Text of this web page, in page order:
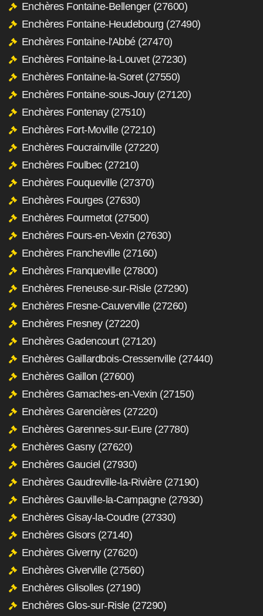
Enchères Fontaine-Bellenger (27600)
Enchères Fontaine-Heudebourg (27490)
Enchères Fontaine-l'Abbé (27470)
Enchères Fontaine-la-Louvet (27230)
Enchères Fontaine-la-Soret (27550)
Enchères Fontaine-sous-Jouy (27120)
Enchères Fontenay (27510)
Enchères Fort-Moville (27210)
Enchères Foucrainville (27220)
Enchères Foulbec (27210)
Enchères Fouqueville (27370)
Enchères Fourges (27630)
Enchères Fourmetot (27500)
Enchères Fours-en-Vexin (27630)
Enchères Francheville (27160)
Enchères Franqueville (27800)
Enchères Freneuse-sur-Risle (27290)
Enchères Fresne-Cauverville (27260)
Enchères Fresney (27220)
Enchères Gadencourt (27120)
Enchères Gaillardbois-Cressenville (27440)
Enchères Gaillon (27600)
Enchères Gamaches-en-Vexin (27150)
Enchères Garencières (27220)
Enchères Garennes-sur-Eure (27780)
Enchères Gasny (27620)
Enchères Gauciel (27930)
Enchères Gaudreville-la-Rivière (27190)
Enchères Gauville-la-Campagne (27930)
Enchères Gisay-la-Coudre (27330)
Enchères Gisors (27140)
Enchères Giverny (27620)
Enchères Giverville (27560)
Enchères Glisolles (27190)
Enchères Glos-sur-Risle (27290)